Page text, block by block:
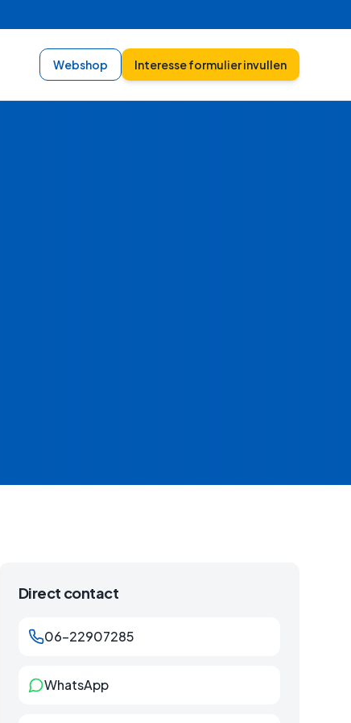
Webshop Interesse formulier invullen
Direct contact
06-22907285
WhatsApp